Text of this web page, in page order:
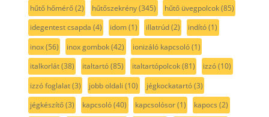
hűtő hőmérő(2) hűtőszekrény(345) hűtő üvegpolcok(85)
idegentest csapda (4) idom(1) illatrúd(2) indító(1)
inox(56) inox gombok(42) ionizáló kapcsoló(1)
italkorlát(38) italtartó(85) italtartópolcok(81) izzó(10)
izzó foglalat(3) jobb oldali (10) jégkockatartó(3)
jégkészítő(3) kapcsoló(40) kapcsolósor(1) kapocs (2)